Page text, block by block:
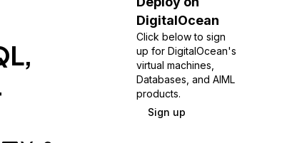
DigitalOcean
Click below to sign
up for DigitalOcean's
virtual machines,
Databases, and AIML
products.
Sign up